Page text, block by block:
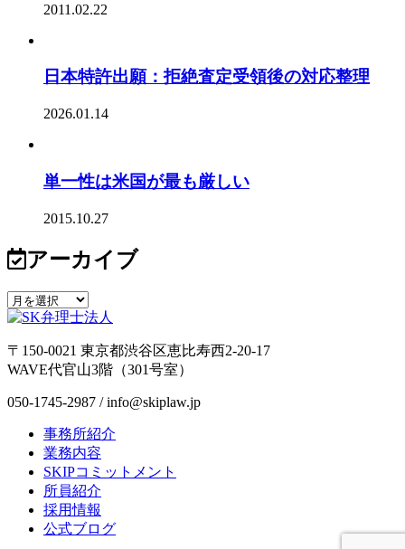
2011.02.22
日本特許出願：拒絶査定受領後の対応整理
2026.01.14
単一性は米国が最も厳しい
2015.10.27
アーカイブ
〒150-0021 東京都渋谷区恵比寿西2-20-17
WAVE代官山3階（301号室）
050-1745-2987 / info@skiplaw.jp
事務所紹介
業務内容
SKIPコミットメント
所員紹介
採用情報
公式ブログ